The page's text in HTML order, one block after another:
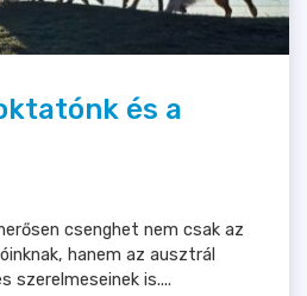
és a
csenghet nem csak az
hanem az ausztrál
szerelmeseinek is....